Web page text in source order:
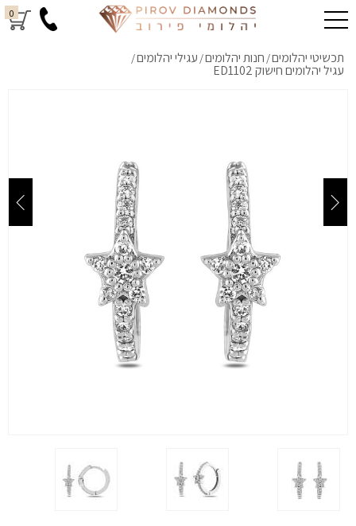
0
תכשיטי יהלומים/ חנות יהלומים/ עגילי יהלומים/
עגיל יהלומים חישוק ED1102